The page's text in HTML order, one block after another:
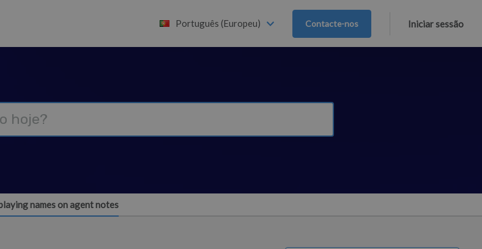
Português (Europeu) Contacte-nos Iniciar sessão
names on agent notes